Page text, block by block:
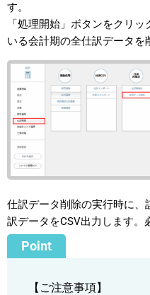
す。
「処理開始」ボタンをクリ
いる会計期の全仕訳データを
仕訳データ削除の実行時に
訳データをCSV出力します。
【ご注意事項】